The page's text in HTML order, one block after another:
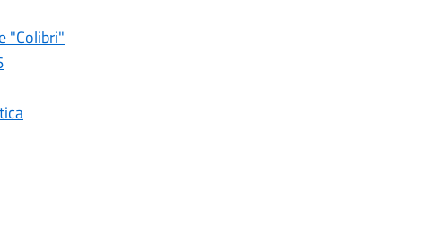
"Colibri"